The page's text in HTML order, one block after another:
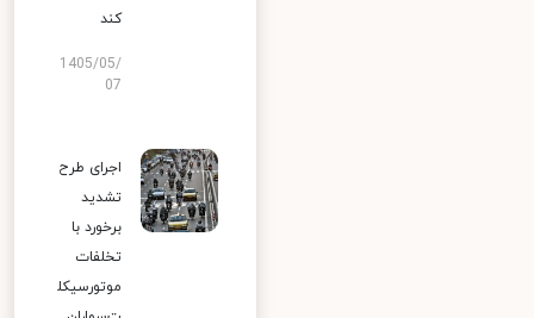
کند
1405/05/
07
اجرای طرح
تشدید
برخورد با
تخلفات
موتورسیکل